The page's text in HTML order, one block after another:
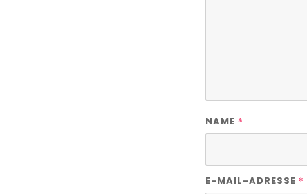
NAME *
E-MAIL-ADRESSE *